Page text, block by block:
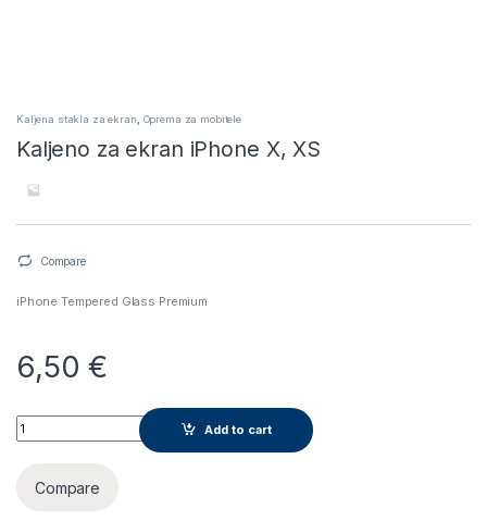
Kaljena stakla za ekran Oprema za mobitele
Kaljeno za ekran iPhone X, XS
Compare
iPhone Tempered Glass Premium
6,50€
Kaljeno za ekran iPhone X, XS quantity
Add to cart
Compare